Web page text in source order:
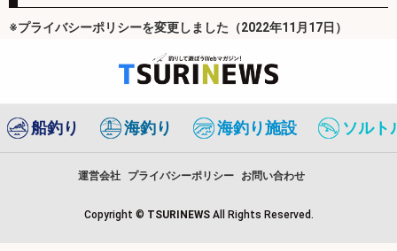
※プライバシーポリシーを変更しました（2022年11月17日）
船釣り 海釣り 海釣り施設 ソルト
運営会社 プライバシーポリシー お問い合わせ
Copyright © TSURINEWS All Rights Reserved.